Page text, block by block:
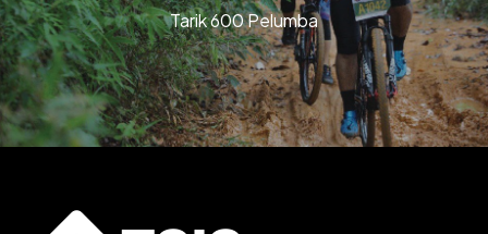
Tarik 600 Pelumba